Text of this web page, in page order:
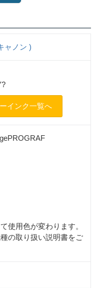
ャノン )
インク一覧へ
使用色が変わります。
の取り扱い説明書をご